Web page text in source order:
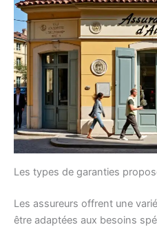
Les types de garanties
Les assureurs offrent une
être adaptées aux besoins